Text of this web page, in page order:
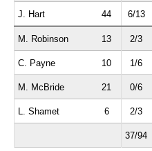
J. Hart 44 6/13
M. Robinson 13 2/3
C. Payne 10 1/6
M. McBride 21 0/6
L. Shamet 6 2/3
37/94